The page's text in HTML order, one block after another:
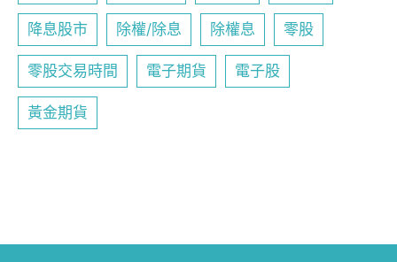
降息股市 除權/除息 除權息 零股
零股交易時間 電子期貨 電子股
黃金期貨